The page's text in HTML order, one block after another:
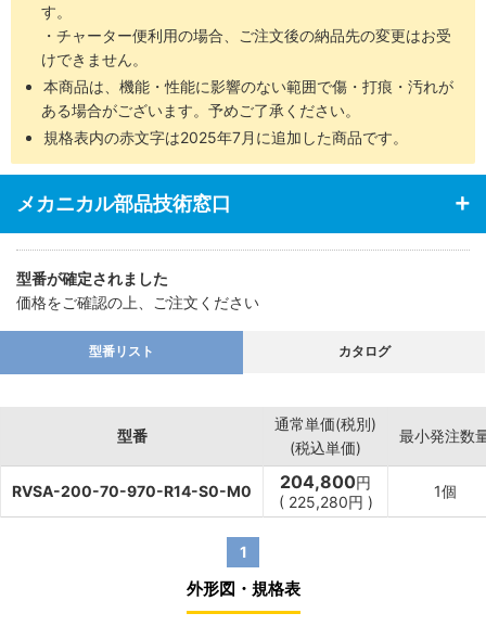
す。
・チャーター便利用の場合、ご注文後の納品先の変更はお受
けできません。
本商品は、機能・性能に影響のない範囲で傷・打痕・汚れが
ある場合がございます。予めご了承ください。
規格表内の赤文字は2025年7月に追加した商品です。
メカニカル部品技術窓口
型番が確定されました
価格をご確認の上、ご注文ください
型番リスト カタログ
型番
通常単価(税別)
(税込単価)
最小発注数
RVSA-200-70-970-R14-S0-M0 204,800円
( 225,280円 )
1個
1
外形図・規格表